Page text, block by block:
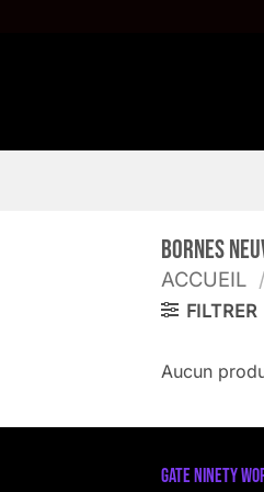
Bornes
ACCUEIL /
FILTRER
Aucun
GATE NINETY